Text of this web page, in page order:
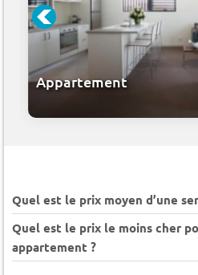
Appartement
Quel est le prix moyen d’une
Quel est le prix le moins cher
appartement ?